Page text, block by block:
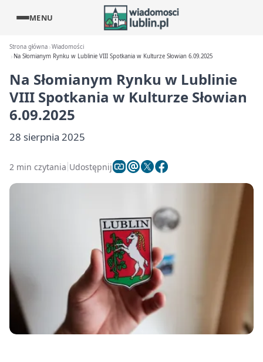
MENU
Strona główna Wiadomości
Na Słomianym Rynku w Lublinie VIII Spotkania w Kulturze Słowian 6.09.2025
Na Słomianym Rynku w Lublinie
VIII Spotkania w Kulturze Słowian
6.09.2025
28 sierpnia 2025
2 min czytania Udostępnij